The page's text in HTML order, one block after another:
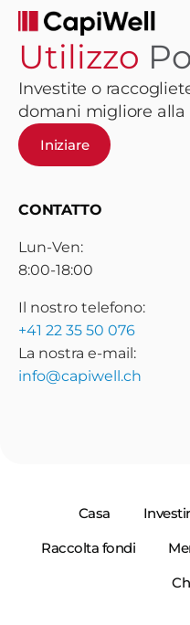
Utilizzo
Investite o
domani migliore alla
Iniziare
CONTATTO
Lun-Ven:
8:00-18:00
Il nostro telefono:
+41 22 35 50 076
La nostra e-mail:
info@capiwell.ch
Casa
Raccolta fondi